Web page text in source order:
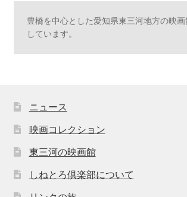
豊橋を中心とした愛知県東三河地方の映
しています。
ニュース
映画コレクション
東三河の映画館
しねとろ倶楽部について